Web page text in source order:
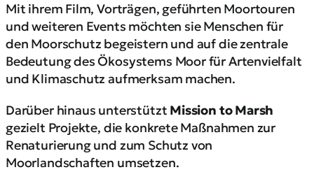
Mit ihrem Film, Vorträgen, geführten Moortouren
und weiteren Events möchten sie Menschen für
den Moorschutz begeistern und auf die zentrale
Bedeutung des Ökosystems Moor für Artenvielfalt
und Klimaschutz aufmerksam machen.
Darüber hinaus unterstützt Mission to Marsh
gezielt Projekte, die konkrete Maßnahmen zur
Renaturierung und zum Schutz von
Moorlandschaften umsetzen.